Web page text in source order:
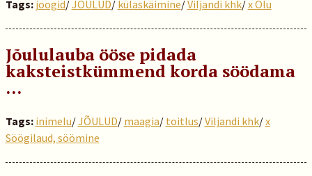
Tags: joogid/JÕULUD/ külaskäimine/Viljandi khk/x Õlu
Jõululauba ööse pidada
kaksteistkümmend korda söödama
…
Tags: inimelu/JÕULUD/ maagia/ toitlus/Viljandi khk/x
Söögilaud, söömine